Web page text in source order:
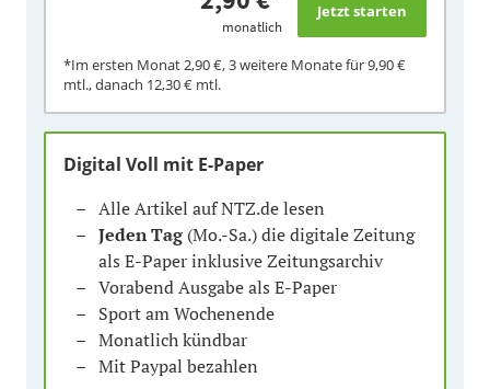
monatlich
*Im ersten Monat2,90 €, 3 weitere Monate für9,90 €
mtl., danach 12,30 € mtl.
Digital Voll mit E-Paper
Alle Artikel auf NTZ.de lesen
Jeden Tag(Mo.-Sa.) die digitale Zeitung
als E-Paper inklusive Zeitungsarchiv
Vorabend Ausgabe als E-Paper
Sport am Wochenende
Monatlich kündbar
Mit Paypal bezahlen